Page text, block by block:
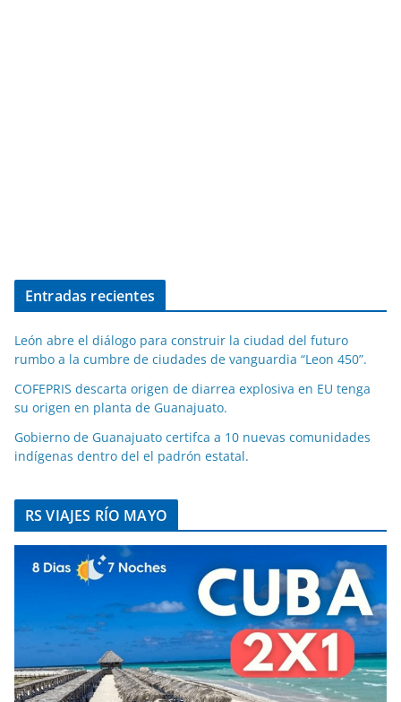
Entradas recientes
León abre el diálogo para construir la ciudad del futuro
rumbo a la cumbre de ciudades de vanguardia “Leon 450”.
COFEPRIS descarta origen de diarrea explosiva en EU tenga
su origen en planta de Guanajuato.
Gobierno de Guanajuato certifca a 10 nuevas comunidades
indígenas dentro del el padrón estatal.
RS VIAJES RÍO MAYO